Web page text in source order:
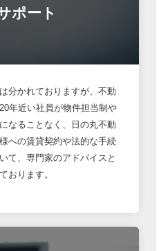
ポート
分かれておりますが、不動
年近い社員が物件担当制や
なることなく、日の丸不動
への賃貸契約や法的な手続
て、専門家のアドバイスと
おります。